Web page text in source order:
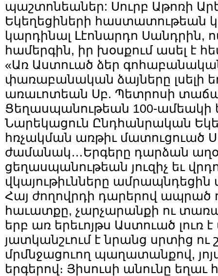
պաշտոնեաներ: Սուրբ Աթոռի
Եկեղեցիների հաստատութեան
կարդինալ Լէոնարդո Սանդրին,
համերգին, իր խօսքում ասել է
«Առ Աստուած ձեր
փառաբանական ձայները լսելի
առաւոտեան Սբ. Պետրոսի
Ցեղասպանութեան 100-ամեակի
Նարեկացուն Ընդհանրական
հռչակման առթիւ մատուցուած
ժամանակ…Երգերը դարձան
ցեղասպանութեան յուզիչ եւ
վկայութիւնները ամրապնդեցին
Հայ ժողովրդի դարերով
հաւատքը, չարչարանքի ու
երբ առ երեւոյթս Աստուած լուռ է
յատկանշւում է նրանց սրտից ու
մրմնջացուող պաղատանքով,
երգերով։ Յիսուսի անունը եղաւ